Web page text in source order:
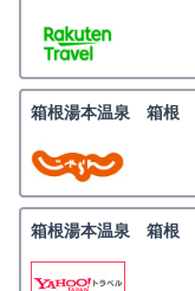
箱根湯本温泉 箱根
箱根湯本温泉 箱根